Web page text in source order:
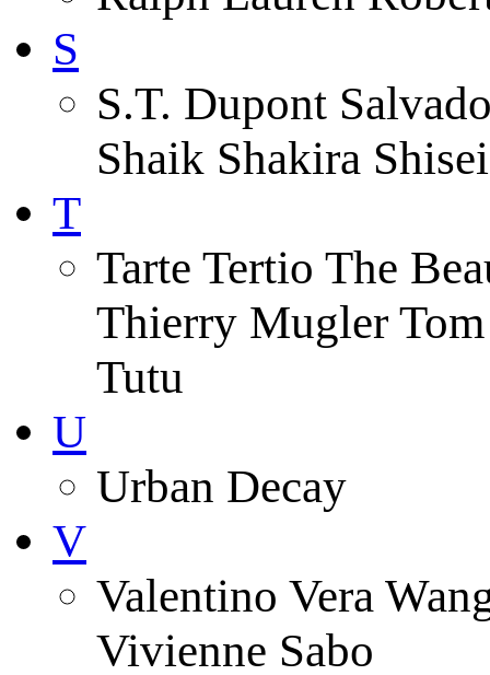
S
S.T. Dupont
Shaik Shakira
T
Tarte Tertio The
Thierry Mugler
Tutu
U
Urban Decay
V
Valentino Vera
Vivienne Sabo